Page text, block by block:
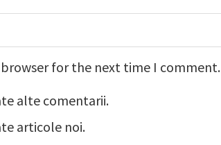
for the next time I comment.
alte comentarii.
articole noi.